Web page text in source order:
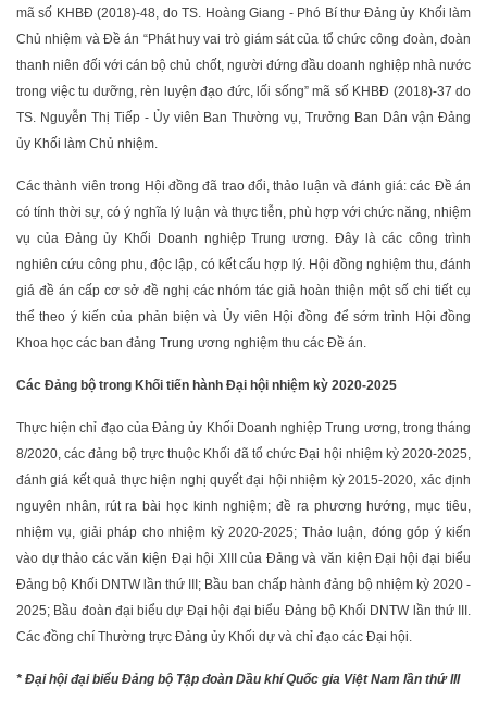
mã số KHBĐ (2018)-48, do TS. Hoàng Giang - Phó Bí thư Đảng ủy Khối làm
Chủ nhiệm và Đề án “Phát huy vai trò giám sát của tổ chức công đoàn, đoàn
thanh niên đối với cán bộ chủ chốt, người đứng đầu doanh nghiệp nhà nước
trong việc tu dưỡng, rèn luyện đạo đức, lối sống” mã số KHBĐ (2018)-37 do
TS. Nguyễn Thị Tiếp - Ủy viên Ban Thường vụ, Trưởng Ban Dân vận Đảng
ủy Khối làm Chủ nhiệm.
Các thành viên trong Hội đồng đã trao đổi, thảo luận và đánh giá: các Đề án
có tính thời sự, có ý nghĩa lý luận và thực tiễn, phù hợp với chức năng, nhiệm
vụ của Đảng ủy Khối Doanh nghiệp Trung ương. Đây là các công trình
nghiên cứu công phu, độc lập, có kết cấu hợp lý. Hội đồng nghiệm thu, đánh
giá đề án cấp cơ sở đề nghị các nhóm tác giả hoàn thiện một số chi tiết cụ
thể theo ý kiến của phản biện và Ủy viên Hội đồng để sớm trình Hội đồng
Khoa học các ban đảng Trung ương nghiệm thu các Đề án.
Các Đảng bộ trong Khối tiến hành Đại hội nhiệm kỳ 2020-2025
Thực hiện chỉ đạo của Đảng ủy Khối Doanh nghiệp Trung ương, trong tháng
8/2020, các đảng bộ trực thuộc Khối đã tổ chức Đại hội nhiệm kỳ 2020-2025,
đánh giá kết quả thực hiện nghị quyết đại hội nhiệm kỳ 2015-2020, xác định
nguyên nhân, rút ra bài học kinh nghiệm; đề ra phương hướng, mục tiêu,
nhiệm vụ, giải pháp cho nhiệm kỳ 2020-2025; Thảo luận, đóng góp ý kiến
vào dự thảo các văn kiện Đại hội XIII của Đảng và văn kiện Đại hội đại biểu
Đảng bộ Khối DNTW lần thứ III; Bầu ban chấp hành đảng bộ nhiệm kỳ 2020 -
2025; Bầu đoàn đại biểu dự Đại hội đại biểu Đảng bộ Khối DNTW lần thứ III.
Các đồng chí Thường trực Đảng ủy Khối dự và chỉ đạo các Đại hội.
* Đại hội đại biểu Đảng bộ Tập đoàn Dầu khí Quốc gia Việt Nam lần thứ III